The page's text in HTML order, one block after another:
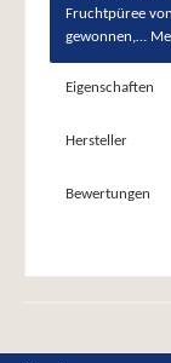
Fruchtpüree
gewonnen,…
Eigenschaften
Hersteller
Bewertungen